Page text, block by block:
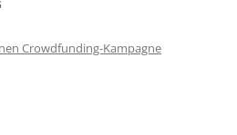
Crowdfunding-Kampagne